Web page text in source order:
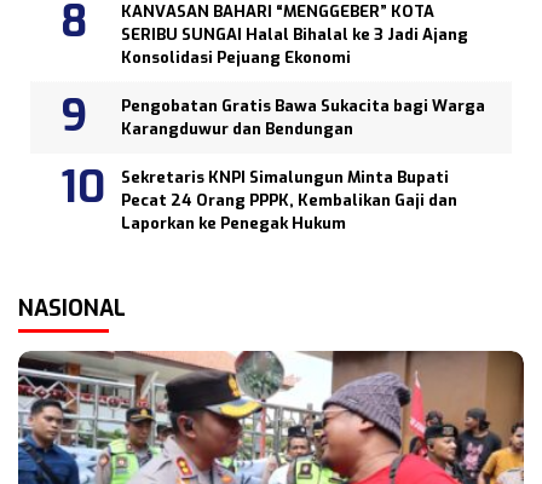
KANVASAN BAHARI “MENGGEBER” KOTA
SERIBU SUNGAI Halal Bihalal ke 3 Jadi Ajang
Konsolidasi Pejuang Ekonomi
Pengobatan Gratis Bawa Sukacita bagi Warga
Karangduwur dan Bendungan
Sekretaris KNPI Simalungun Minta Bupati
Pecat 24 Orang PPPK, Kembalikan Gaji dan
Laporkan ke Penegak Hukum
NASIONAL